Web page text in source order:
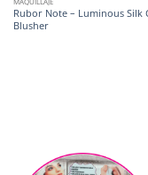
Rubor Note – Luminous Silk
Blusher